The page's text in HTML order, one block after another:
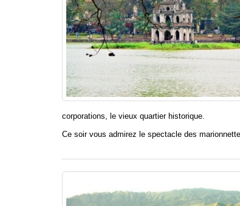
corporations, le vieux quartier historique.
Ce soir vous admirez le spectacle des